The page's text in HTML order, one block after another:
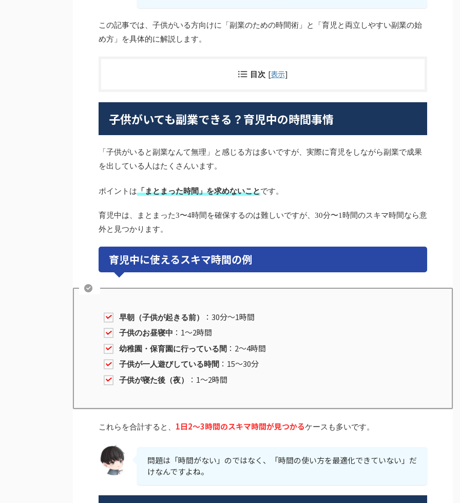
この記事では、子供がいる方向けに「副業のための時間術」と「育児と両立しやすい副業の始
め方」を具体的に解説します。
目次 [表示]
子供がいても副業できる？育児中の時間事情
「子供がいると副業なんて無理」と感じる方は多いですが、実際に育児をしながら副業で成果
を出している人はたくさんいます。
ポイントは「まとまった時間」を求めないことです。
育児中は、まとまった3〜4時間を確保するのは難しいですが、30分〜1時間のスキマ時間なら意
外と見つかります。
育児中に使えるスキマ時間の例
早朝（子供が起きる前） ：30分〜1時間
子供のお昼寝中 ：1〜2時間
幼稚園・保育園に行っている間：2〜4時間
子供が一人遊びしている時間：15〜30分
子供が寝た後（夜） ：1〜2時間
これらを合計すると、 1日2〜3時間のスキマ時間が見つかるケースも多いです。
問題は「時間がない」のではなく、「時間の使い方を最適化できていない」だ
けなんですよね。